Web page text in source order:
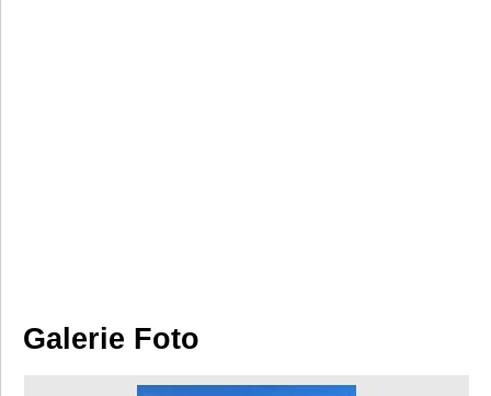
Galerie Foto